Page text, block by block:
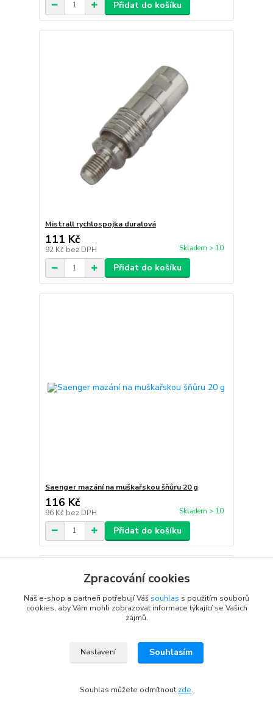
Přidat do košíku
Mistrall rychlospojka duralová
111 Kč
92 Kč bez DPH Skladem > 10
Přidat do košíku
Saenger mazání na muškařskou šňůru 20 g
116 Kč
96 Kč bez DPH Skladem > 10
Přidat do košíku
Zpracování cookies
Náš e-shop a partneři potřebují Váš souhlas s použitím souborů
cookies, aby Vám mohli zobrazovat informace týkající se Vašich
zájmů.
Nastavení Souhlasím
Souhlas můžete odmítnout zde.